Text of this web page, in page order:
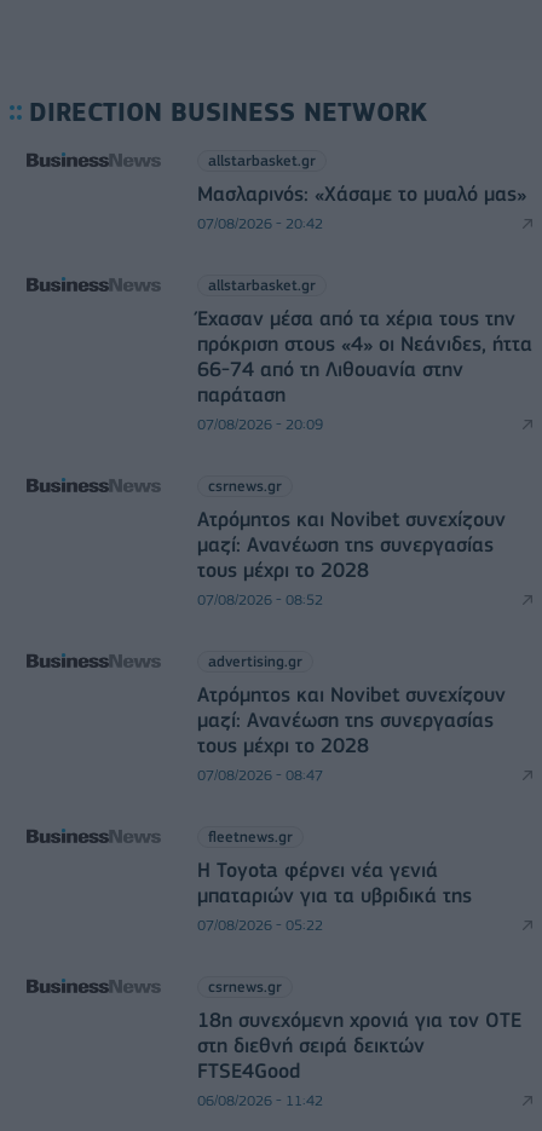
DIRECTION BUSINESS NETWORK
allstarbasket.gr
Μασλαρινός: «Χάσαμε το μυαλό μας»
07/08/2026 - 20:42
allstarbasket.gr
Έχασαν μέσα από τα χέρια τους την
πρόκριση στους «4» οι Νεάνιδες, ήττα
66-74 από τη Λιθουανία στην
παράταση
07/08/2026 - 20:09
csrnews.gr
Ατρόμητος και Novibet συνεχίζουν
μαζί: Ανανέωση της συνεργασίας
τους μέχρι το 2028
07/08/2026 - 08:52
advertising.gr
Ατρόμητος και Novibet συνεχίζουν
μαζί: Ανανέωση της συνεργασίας
τους μέχρι το 2028
07/08/2026 - 08:47
fleetnews.gr
Η Toyota φέρνει νέα γενιά
μπαταριών για τα υβριδικά της
07/08/2026 - 05:22
csrnews.gr
18η συνεχόμενη χρονιά για τον ΟΤΕ
στη διεθνή σειρά δεικτών
FTSE4Good
06/08/2026 - 11:42